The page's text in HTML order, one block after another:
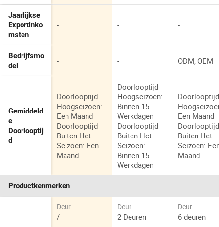
Jaarlijkse
Exportinko
msten
- - -
Bedrijfsmo
del
- - ODM, OEM
Gemiddeld
e
Doorlooptij
d
Doorlooptijd
Hoogseizoen:
Een Maand
Doorlooptijd
Buiten Het
Seizoen: Een
Maand
Doorlooptijd
Hoogseizoen:
Binnen 15
Werkdagen
Doorlooptijd
Buiten Het
Seizoen:
Binnen 15
Werkdagen
Doorlooptijd
Een Maand
Doorlooptijd
Buiten Het
Seizoen:
Maand
Productkenmerken
Deur
/
Deur
2 Deuren
Deur
6 deuren